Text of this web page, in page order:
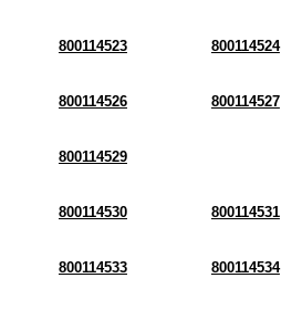
800114523 800114524
800114526 800114527
800114529
800114530 800114531
800114533 800114534